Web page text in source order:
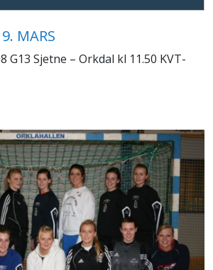
MARS
G13 Sjetne – Orkdal kl 11.50 KVT-